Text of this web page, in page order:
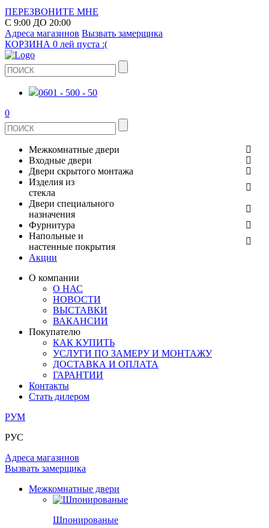
ПЕРЕЗВОНИТЕ МНЕ
С 9:00 ДО 20:00
Адреса магазинов Вызвать замерщика
КОРЗИНА 0 лей пуста :(
0601 - 500 - 50
0
Межкомнатные двери
ШПОНИРОВАНЫЕ
ЭКОШПОН
ИЗ МАССИВА СОСНЫ
РАСПРОДАЖА ОСТАТКОВ
ВСЕ ДВЕРИ
Входные двери
МЕТАЛЛИЧЕСКИЕ ДВЕРИ
В КВАРТИРУ
ДЛЯ ДОМА
Двери скрытого монтажа
СТЕКЛЯННЫЕ
ЗЕРКАЛЬНЫЕ
Изделия из
стекла
ДВЕРИ
ДУШЕВЫЕ КАБИНЫ И ПЕРЕГОРОДКИ
ОГРАЖДЕНИЯ И СТУПЕНИ
РАЗДВИЖНЫЕ ПЕРЕГОРОДКИ
Двери специального
назначения
ПРОТИВОПОЖАРНЫЕ
Фурнитура
ДВЕРНЫЕ РУЧКИ
КОМПЛЕКТУЮЩИЕ
ОГРАНИЧИТЕЛИ
ПЕТЛИ
РАЗДВИЖНАЯ СИСТЕМА
Напольные и
настенные покрытия
СТЕНОВЫЕ ПАНЕЛИ
Акции
О компании
О НАС
НОВОСТИ
ВЫСТАВКИ
ВАКАНСИИ
Покупателю
КАК КУПИТЬ
УСЛУГИ ПО ЗАМЕРУ И МОНТАЖУ
ДОСТАВКА И ОПЛАТА
ГАРАНТИИ
Контакты
Стать дилером
РУМ
РУС
Адреса магазинов
Вызвать замерщика
Межкомнатные двери
Шпонированые